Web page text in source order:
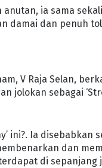
ia sama
damai dan penuh
V Raja Selan,
jolokan sebagai
ini?. Ia
dan
di